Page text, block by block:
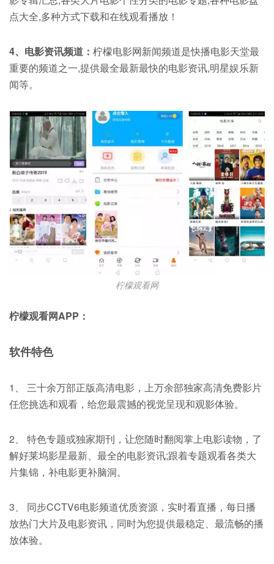
点大全,多种方式下载和在线观看播放！
4、电影资讯频道： 柠檬电影网新闻频道是快播电影天堂最
重要的频道之一,提供最全最新最快的电影资讯,明星娱乐新
闻等。
柠檬观看网
柠檬观看网APP：
软件特色
1、 三十余万部正版高清电影，上万余部独家高清免费影片
任您挑选和观看，给您最震撼的视觉呈现和观影体验。
2、 特色专题或独家期刊，让您随时翻阅掌上电影读物，了
解好莱坞影星最新、最全的电影资讯;跟着专题观看各类大
片集锦，补电影更补脑洞。
3、 同步CCTV6电影频道优质资源，实时看直播，每日播
放热门大片及电影资讯，同时为您提供最稳定、最流畅的播
放体验。